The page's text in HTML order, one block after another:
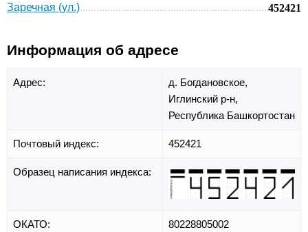
Заречная (ул.) 452421
Информация об адресе
Адрес:
д. Богдановское,
Иглинский р-н,
Республика Башкортостан
Почтовый индекс: 452421
Образец написания индекса:
ОКАТО: 80228805002